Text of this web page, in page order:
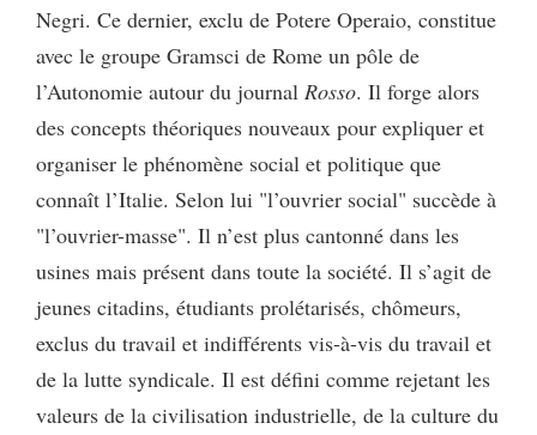
Negri. Ce dernier, exclu de Potere Operaio, constitue
avec le groupe Gramsci de Rome un pôle de
l’Autonomie autour du journal Rosso. Il forge alors
des concepts théoriques nouveaux pour expliquer et
organiser le phénomène social et politique que
connaît l’Italie. Selon lui "l’ouvrier social" succède à
"l’ouvrier-masse". Il n’est plus cantonné dans les
usines mais présent dans toute la société. Il s’agit de
jeunes citadins, étudiants prolétarisés, chômeurs,
exclus du travail et indifférents vis-à-vis du travail et
de la lutte syndicale. Il est défini comme rejetant les
valeurs de la civilisation industrielle, de la culture du